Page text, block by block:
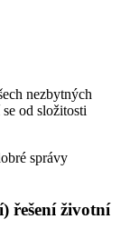
nezbytných
od složitosti
správy
řešení životní